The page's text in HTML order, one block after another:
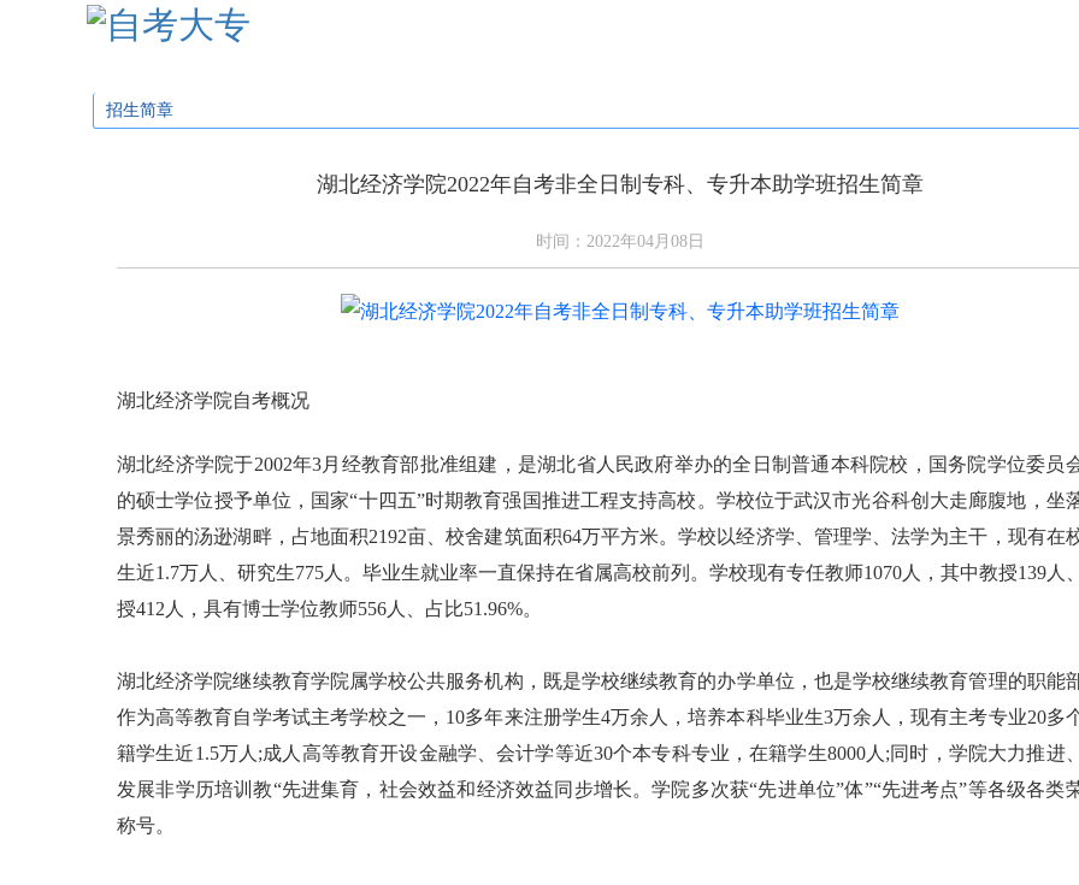
招生简章
湖北经济学院2022年自考非全日制专科、专升本助学班招生简章
时间：2022年04月08日
湖北经济学院自考概况
湖北经济学院于2002年3月经教育部批准组建，是湖北省人民政府举办的全日制普通本科院校，国务院学位委员
的硕士学位授予单位，国家“十四五”时期教育强国推进工程支持高校。学校位于武汉市光谷科创大走廊腹地，坐
景秀丽的汤逊湖畔，占地面积2192亩、校舍建筑面积64万平方米。学校以经济学、管理学、法学为主干，现有在
生近1.7万人、研究生775人。毕业生就业率一直保持在省属高校前列。学校现有专任教师1070人，其中教授139人
授412人，具有博士学位教师556人、占比51.96%。
湖北经济学院继续教育学院属学校公共服务机构，既是学校继续教育的办学单位，也是学校继续教育管理的职能部
作为高等教育自学考试主考学校之一，10多年来注册学生4万余人，培养本科毕业生3万余人，现有主考专业20多
籍学生近1.5万人;成人高等教育开设金融学、会计学等近30个本专科专业，在籍学生8000人;同时，学院大力推进
发展非学历培训教“先进集育，社会效益和经济效益同步增长。学院多次获“先进单位”体”“先进考点”等各级各类
称号。